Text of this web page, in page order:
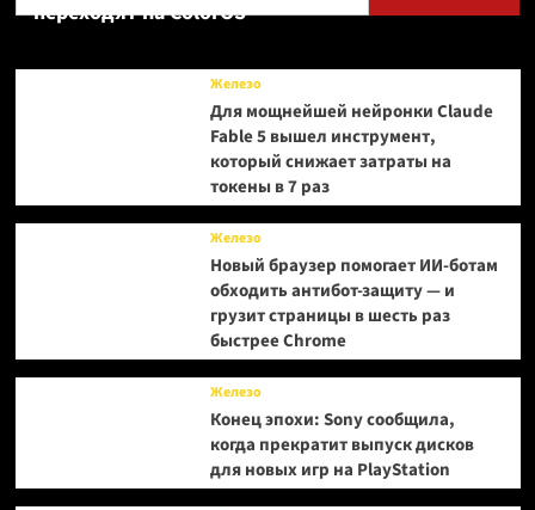
переходят на ColorOS
Железо
Для мощнейшей нейронки Claude
Fable 5 вышел инструмент,
который снижает затраты на
токены в 7 раз
Железо
Новый браузер помогает ИИ-ботам
обходить антибот-защиту — и
грузит страницы в шесть раз
быстрее Chrome
Железо
Конец эпохи: Sony сообщила,
когда прекратит выпуск дисков
для новых игр на PlayStation